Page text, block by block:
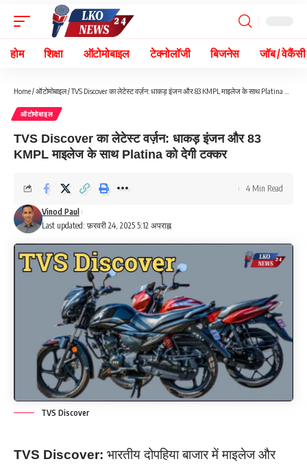
होम शिक्षा ऑटोमोबाइल टेक्नोलॉजी बिजनेस जॉब / वेकैंसी
Home/ऑटोमोबाइल/TVS Discover का लेटेस्ट वर्ज़न: धाकड़ इंजन और 83 KMPL माइलेज के साथ Platina को देगी टक्कर
ऑटोमोबाइल
TVS Discover का लेटेस्ट वर्ज़न: धाकड़ इंजन और 83
KMPL माइलेज के साथ Platina को देगी टक्कर
Last updated: फ़रवरी 24, 2025 5:12 अपराह्न
Vinod Paul
4 Min Read
TVS Discover
TVS Discover: भारतीय दोपहिया बाजार में माइलेज और